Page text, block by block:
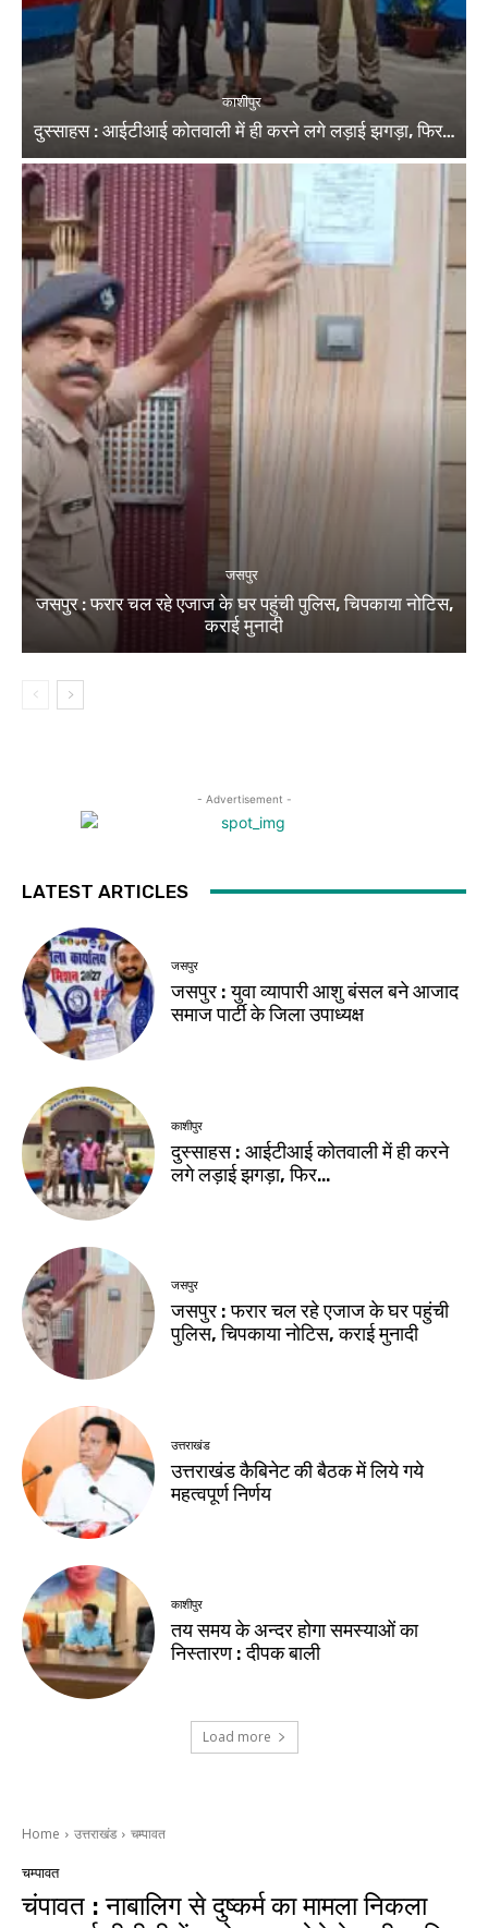
काशीपुर
दुस्साहस : आईटीआई कोतवाली में ही करने लगे लड़ाई झगड़ा, फिर…
जसपुर
जसपुर : फरार चल रहे एजाज के घर पहुंची पुलिस, चिपकाया नोटिस,
कराई मुनादी
- Advertisement -
LATEST ARTICLES
जसपुर
जसपुर : युवा व्यापारी आशु बंसल बने आजाद
समाज पार्टी के जिला उपाध्यक्ष
काशीपुर
दुस्साहस : आईटीआई कोतवाली में ही करने
लगे लड़ाई झगड़ा, फिर…
जसपुर
जसपुर : फरार चल रहे एजाज के घर पहुंची
पुलिस, चिपकाया नोटिस, कराई मुनादी
उत्तराखंड
उत्तराखंड कैबिनेट की बैठक में लिये गये
महत्वपूर्ण निर्णय
काशीपुर
तय समय के अन्दर होगा समस्याओं का
निस्तारण : दीपक बाली
Load more